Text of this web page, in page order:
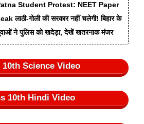
Student Protest: NEET Paper
लाठी-गोली की सरकार नहीं चलेगी! बिहार के
ने पुलिस को खदेड़ा, देखें खतरनाक मंजर
10th Science Video
10th Hindi Video